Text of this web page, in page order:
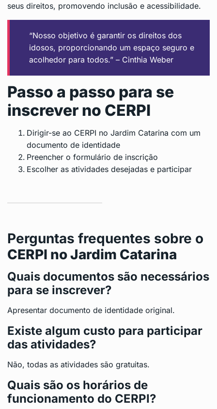
seus direitos, promovendo inclusão e acessibilidade.
“Nosso objetivo é garantir os direitos dos
idosos, proporcionando um espaço seguro e
acolhedor para todos.” – Cinthia Weber
Passo a passo para se
inscrever no CERPI
Dirigir-se ao CERPI no Jardim Catarina com um
documento de identidade
Preencher o formulário de inscrição
Escolher as atividades desejadas e participar
Perguntas frequentes sobre o
CERPI no Jardim Catarina
Quais documentos são necessários
para se inscrever?
Apresentar documento de identidade original.
Existe algum custo para participar
das atividades?
Não, todas as atividades são gratuitas.
Quais são os horários de
funcionamento do CERPI?